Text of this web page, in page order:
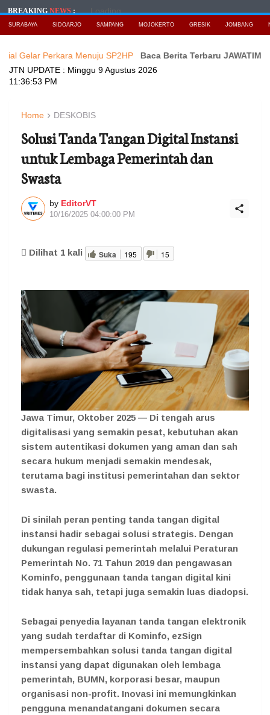
BREAKINGNEWS: Loading...
SURABAYA SIDOARJO SAMPANG MOJOKERTO GRESIK JOMBANG
Perkara Menuju SP2HP Baca Berita Terbaru JAWATIMURNEWS
JTN UPDATE : Minggu 9 Agustus 2026
11:36:54 PM
Home DESKOBIS
Solusi Tanda Tangan Digital Instansi
untuk Lembaga Pemerintah dan
Swasta
by EditorVT
10/16/2025 04:00:00 PM
Dilihat 1 kali Suka 195 15
Jawa Timur, Oktober 2025 — Di tengah arus
digitalisasi yang semakin pesat, kebutuhan akan
sistem autentikasi dokumen yang aman dan sah
secara hukum menjadi semakin mendesak,
terutama bagi institusi pemerintahan dan sektor
swasta.
Di sinilah peran penting tanda tangan digital
instansi hadir sebagai solusi strategis. Dengan
dukungan regulasi pemerintah melalui Peraturan
Pemerintah No. 71 Tahun 2019 dan pengawasan
Kominfo, penggunaan tanda tangan digital kini
tidak hanya sah, tetapi juga semakin luas diadopsi.
Sebagai penyedia layanan tanda tangan elektronik
yang sudah terdaftar di Kominfo, ezSign
mempersembahkan solusi tanda tangan digital
instansi yang dapat digunakan oleh lembaga
pemerintah, BUMN, korporasi besar, maupun
organisasi non-profit. Inovasi ini memungkinkan
pengguna menandatangani dokumen secara